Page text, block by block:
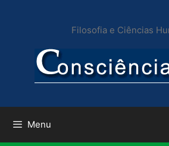
conteúdo
Filosofia e Ciências
Menu